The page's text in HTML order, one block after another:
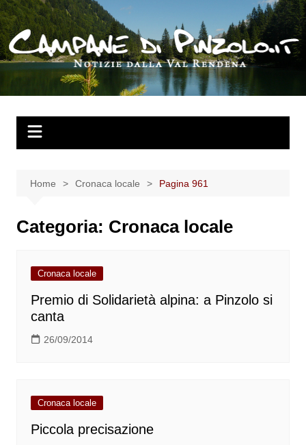
Salta
al
contenuto
Home Cronaca locale Pagina 961
Categoria: Cronaca locale
Cronaca locale
Premio di Solidarietà alpina: a Pinzolo si
canta
26/09/2014
Cronaca locale
Piccola precisazione